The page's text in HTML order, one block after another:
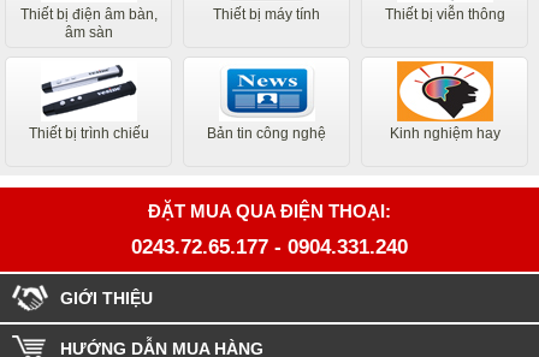
Thiết bị điện âm bàn,
âm sàn
Thiết bị máy tính Thiết bị viễn thông
Thiết bị trình chiếu Bản tin công nghệ Kinh nghiệm hay
ĐẶT MUA QUA ĐIỆN THOẠI:
0243.72.65.177 - 0904.331.240
GIỚI THIỆU
HƯỚNG DẪN MUA HÀNG